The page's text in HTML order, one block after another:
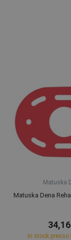
Matuska
Matuska Dena
In stock